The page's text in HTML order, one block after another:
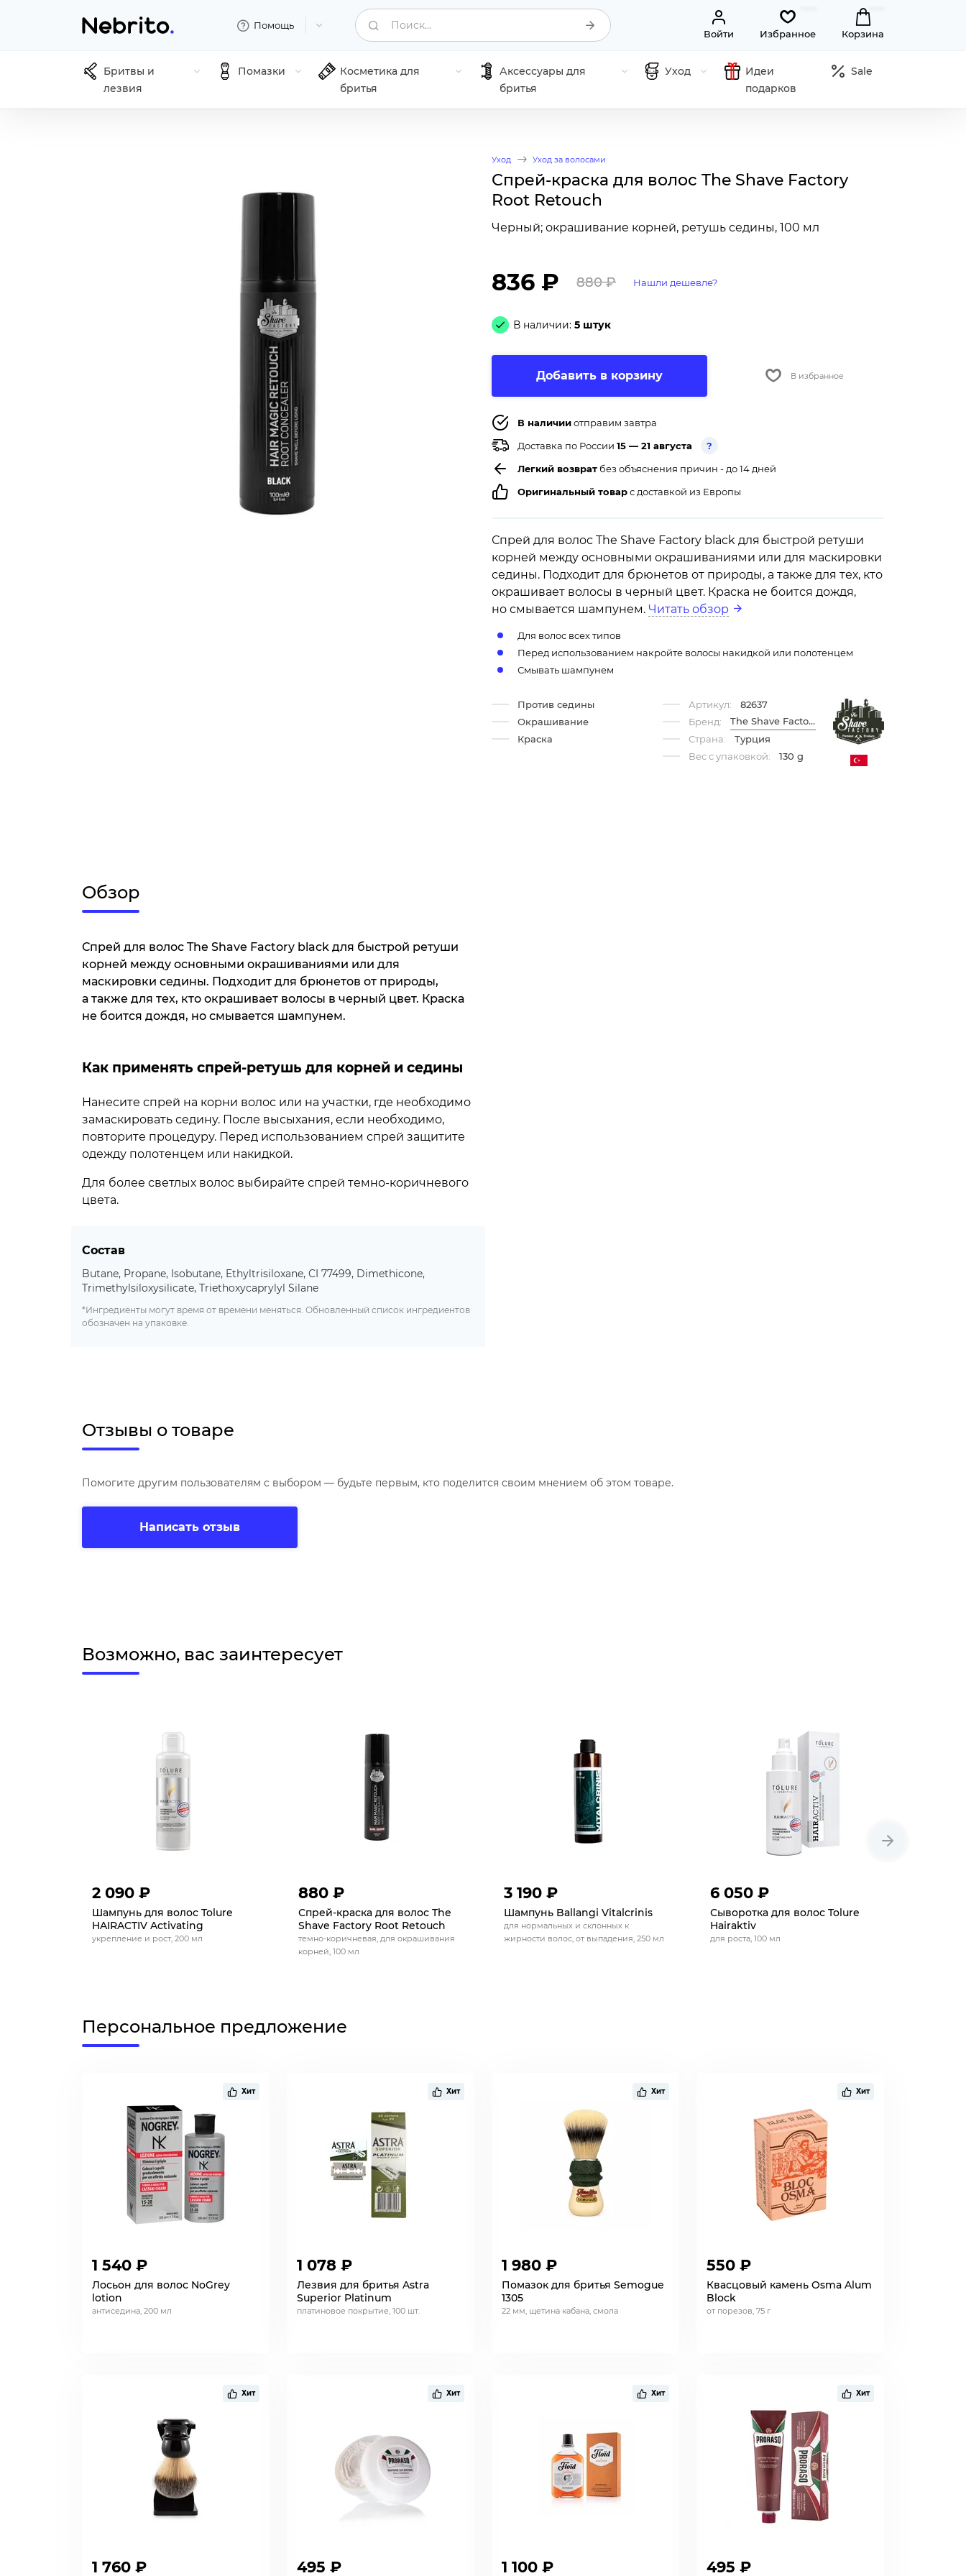
Помощь Поиск...
Войти Избранное Корзина
Бритвы и
лезвия
Помазки
Косметика для
бритья
Аксессуары для
бритья
Уход
Идеи
подарков
Sale
Уход Уход за волосами
Спрей-краска для волос The Shave Factory
Root Retouch
Черный; окрашивание корней, ретушь седины, 100 мл
836 ₽ 880 ₽ Нашли дешевле?
В наличии: 5 штук
Добавить в корзину В избранное
В наличииотправим завтра
Доставка по России 15 — 21 августа
?
Легкий возврат без объяснения причин - до 14 дней
Оригинальный товарс доставкой из Европы
Спрей для волос The Shave Factory black для быстрой ретуши
корней между основными окрашиваниями или для маскировки
седины. Подходит для брюнетов от природы, а также для тех, кто
окрашивает волосы в черный цвет. Краска не боится дождя,
но смывается шампунем. Читать обзор
Для волос всех типов
Перед использованием накройте волосы накидкой или полотенцем
Смывать шампунем
Против седины
Окрашивание
Краска
Артикул:
82637
Бренд:
The Shave Factory
Страна:
Турция
Вес с упаковкой:
130 g
Обзор
Спрей для волос The Shave Factory black для быстрой ретуши
корней между основными окрашиваниями или для
маскировки седины. Подходит для брюнетов от природы,
а также для тех, кто окрашивает волосы в черный цвет. Краска
не боится дождя, но смывается шампунем.
Как применять спрей-ретушь для корней и седины
Нанесите спрей на корни волос или на участки, где необходимо
замаскировать седину. После высыхания, если необходимо,
повторите процедуру. Перед использованием спрей защитите
одежду полотенцем или накидкой.
Для более светлых волос выбирайте спрей темно-коричневого
цвета.
Состав
Butane, Propane, Isobutane, Ethyltrisiloxane, CI 77499, Dimethicone,
Trimethylsiloxysilicate, Triethoxycaprylyl Silane
*Ингредиенты могут время от времени меняться. Обновленный список ингредиентов
обозначен на упаковке.
Отзывы о товаре
Помогите другим пользователям с выбором — будьте первым, кто поделится своим мнением об этом товаре.
Написать отзыв
Возможно, вас заинтересует
2 090 ₽
Шампунь для волос Tolure
HAIRACTIV Activating
укрепление и рост, 200 мл
880 ₽
Спрей-краска для волос The
Shave Factory Root Retouch
темно-коричневая, для окрашивания
корней, 100 мл
3 190 ₽
Шампунь Ballangi Vitalcrinis
для нормальных и склонных к
жирности волос, от выпадения, 250 мл
6 050 ₽
Сыворотка для волос Tolure
Hairaktiv
для роста, 100 мл
Персональное предложение
Хит
1 540 ₽
Лосьон для волос NoGrey
lotion
антиседина, 200 мл
Хит
1 078 ₽
Лезвия для бритья Astra
Superior Platinum
платиновое покрытие, 100 шт.
Хит
1 980 ₽
Помазок для бритья Semogue
1305
22 мм, щетина кабана, смола
Хит
550 ₽
Квасцовый камень Osma Alum
Block
от порезов, 75 г
Хит
1 760 ₽
Хит
495 ₽
Хит
1 100 ₽
Хит
495 ₽